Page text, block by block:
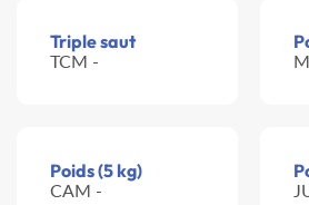
Triple saut
TCM -
Poids (5 kg)
CAM -